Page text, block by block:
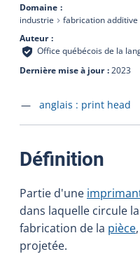
Domaine
industrie
fabrication additive
Auteur
Office québécois de la
Dernière mise à jour 2023
Accéder à la fiche en
anglais : print head
Définition
Partie d'une
dans laquelle circule
fabrication de la pièce
projetée.